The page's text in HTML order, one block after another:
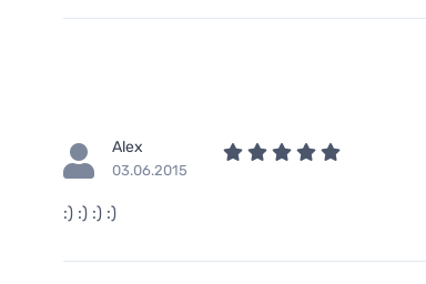
Alex
03.06.2015
:) :) :) :)